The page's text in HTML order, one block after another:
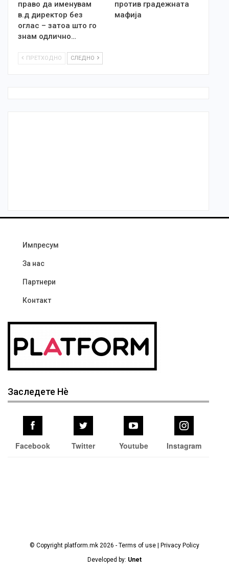
право да именувам
в.д директор без
оглас – затоа што го
знам одлично…
против градежната
мафија
ПРЕТХОДНО СЛЕДНО
Импресум
За нас
Партнери
Контакт
Заследете Нѐ
Facebook Twitter Youtube Instagram
© Copyright platform.mk 2026 - Terms of use | Privacy Policy
Developed by: Unet